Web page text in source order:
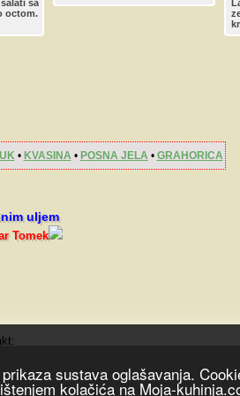
sustava oglašavanja.
kolačića na Moja-
sa
octom.
• KVASINA • POSNA JELA • GRAHORICA
uljem